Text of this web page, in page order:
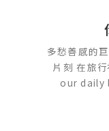
多愁善感的
片刻 在旅
our daily